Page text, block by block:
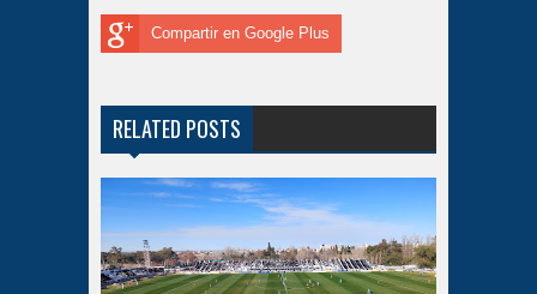
Compartir en Google Plus
RELATED POSTS